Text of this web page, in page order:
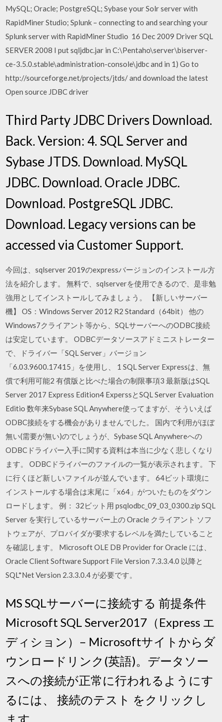
MySQL; Oracle; PostgreSQL; Sybase your Solr server with
RapidMiner Studio; Splunk – connecting to and searching your
Splunk server with RapidMiner Studio 16 Dec 2009 Driver SQL
SERVER 2008 I put sqljdbc.jar in C:\Pentaho\server\biserver-
ce-3.5.0.stable\administration-console\jdbc and in 1) Go to
http://sourceforge.net/projects/jtds/ and download the latest
Open source JDBC driver
Third Party JDBC Drivers Download.
Back. Version: 4. SQL Server and
Sybase JTDS. Download. MySQL
JDBC. Download. Oracle JDBC.
Download. PostgreSQL JDBC.
Download. Legacy versions can be
accessed via Customer Support.
今回は、sqlserver 2019のexpressバージョンのインストール方
法を紹介します。 無料で、sqlserverを使用できるので、是非勉
強用としてインストールしてみましょう。 【新しいサーバー
機】 OS：Windows Server 2012 R2 Standard（64bit） 他の
Windows7クライアント等から、SQLサーバーへのODBC接続
は安定しています。 ODBCデータソースアドミニストレーター
で、ドライバー「SQL Server」バージョン
「6.03.9600.17415」を使用し、 1 SQL Server Expressは、無
償で利用可能2 有償版と比べた場合の制限事項3 最新版はSQL
Server 2017 Express Edition4 ExperssとSQL Server Evaluation
Editio 数年来Sybase SQL Anywhere使ってますが、そういえば
ODBC接続をする機会がありませんでした。 国内で利用がほぼ
無い(需要が無い)のでしょうが、Sybase SQL Anywhereへの
ODBCドライバー入手に関する資料は本当に少なく悲しくなり
ます。 ODBCドライバーのファイルの一覧が表示されます。 下
に行くほど新しいファイルが並んでいます。 64ビット環境に
インストールする場合は末尾に「x64」がついたものをダウン
ロードします。 例： 32ビット用 psqlodbc_09_03_0300.zip SQL
Server を実行しているサーバー上の Oracle クライアント ソフ
トウェアが、プロバイダが要求するレベルを満たしていること
を確認します。 Microsoft OLE DB Provider for Oracle には、
Oracle Client Software Support File Version 7.3.3.4.0 以降と
SQL*Net Version 2.3.3.0.4 が必要です。
MS SQLサーバーに接続する 前提条件
Microsoft SQL Server2017（Express エ
ディション）– Microsoftサイトからダ
ウンロードリンク(英語)。データソー
スへの接続が正常に行われるようにす
るには、 接続のテスト をクリックし
ます。